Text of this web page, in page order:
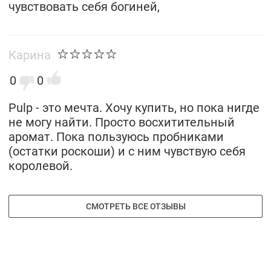
чувствовать себя богиней,
Карина
0
0
Pulp - это мечта. Хочу купить, но пока нигде
не могу найти. Просто восхитительный
аромат. Пока пользуюсь пробниками
(остатки роскоши) и с ним чувствую себя
королевой.
СМОТРЕТЬ ВСЕ ОТЗЫВЫ